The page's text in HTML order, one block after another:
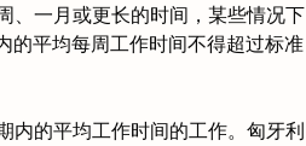
、一月或更长的时间，某些情况下
的平均每周工作时间不得超过标准
内的平均工作时间的工作。匈牙利